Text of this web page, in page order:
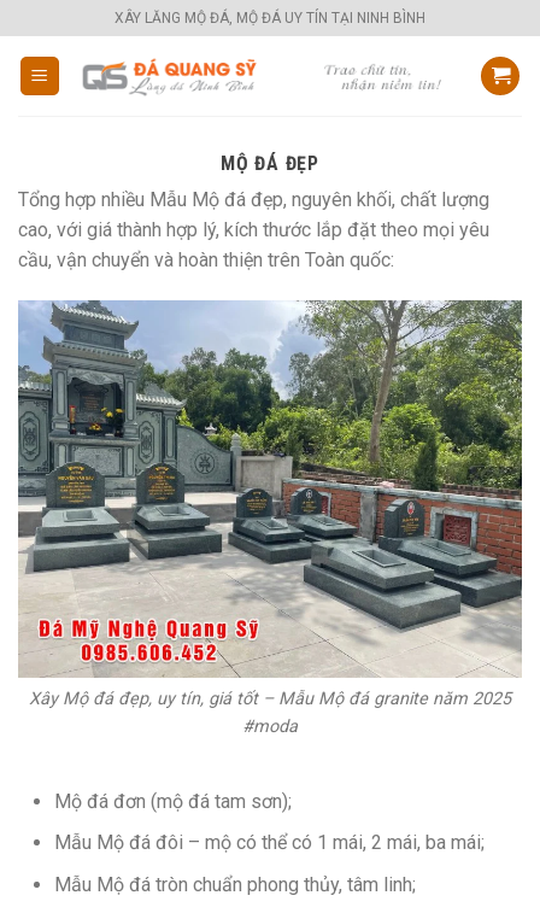
to
content
XÂY LĂNG MỘ ĐÁ, MỘ ĐÁ UY TÍN TẠI NINH BÌNH
MỘ ĐÁ ĐẸP
Tổng hợp nhiều Mẫu Mộ đá đẹp, nguyên khối, chất lượng
cao, với giá thành hợp lý, kích thước lắp đặt theo mọi yêu
cầu, vận chuyển và hoàn thiện trên Toàn quốc:
Xây Mộ đá đẹp, uy tín, giá tốt – Mẫu Mộ đá granite năm 2025
#moda
Mộ đá đơn (mộ đá tam sơn);
Mẫu Mộ đá đôi – mộ có thể có 1 mái, 2 mái, ba mái;
Mẫu Mộ đá tròn chuẩn phong thủy, tâm linh;